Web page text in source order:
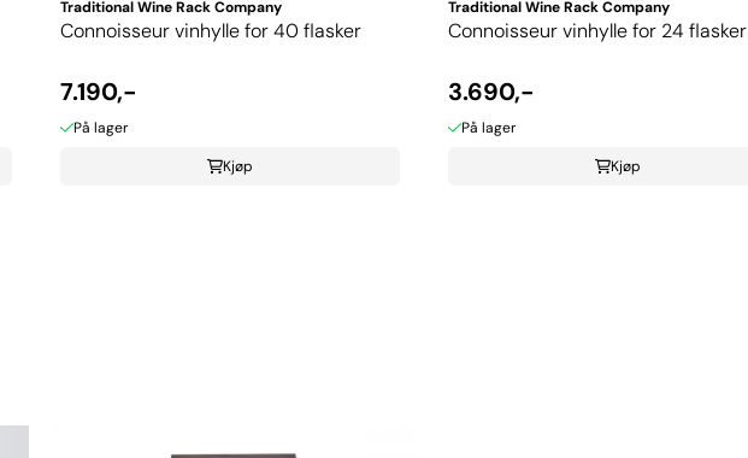
Traditional Wine Rack Company
Connoisseur vinhylle for 40 flasker
7.190,-
På lager
Kjøp
Traditional Wine Rack Company
Connoisseur vinhylle for 24 flasker
3.690,-
På lager
Kjøp